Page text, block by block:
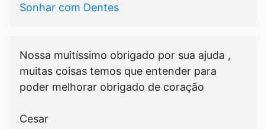
Sonhar com Dentes
Nossa muitíssimo obrigado por sua ajuda ,
muitas coisas temos que entender para
poder melhorar obrigado de coração
Cesar